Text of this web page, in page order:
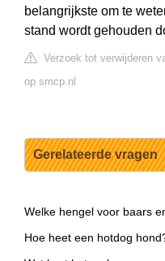
belangrijkste om te
stand wordt gehouden
Verzoek tot verwijderen
op smcp.nl
Gerelateerde vragen
Welke hengel voor baars
Hoe heet een hotdog